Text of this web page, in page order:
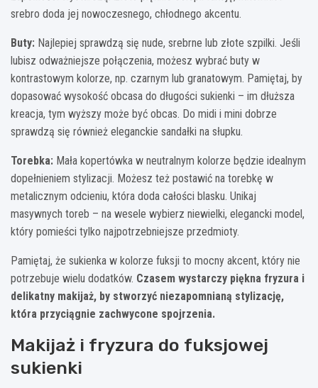
srebro doda jej nowoczesnego, chłodnego akcentu.
Buty: Najlepiej sprawdzą się nude, srebrne lub złote szpilki. Jeśli
lubisz odważniejsze połączenia, możesz wybrać buty w
kontrastowym kolorze, np. czarnym lub granatowym. Pamiętaj, by
dopasować wysokość obcasa do długości sukienki – im dłuższa
kreacja, tym wyższy może być obcas. Do midi i mini dobrze
sprawdzą się również eleganckie sandałki na słupku.
Torebka: Mała kopertówka w neutralnym kolorze będzie idealnym
dopełnieniem stylizacji. Możesz też postawić na torebkę w
metalicznym odcieniu, która doda całości blasku. Unikaj
masywnych toreb – na wesele wybierz niewielki, elegancki model,
który pomieści tylko najpotrzebniejsze przedmioty.
Pamiętaj, że sukienka w kolorze fuksji to mocny akcent, który nie
potrzebuje wielu dodatków. Czasem wystarczy piękna fryzura i
delikatny makijaż, by stworzyć niezapomnianą stylizację,
która przyciągnie zachwycone spojrzenia.
Makijaż i fryzura do fuksjowej
sukienki